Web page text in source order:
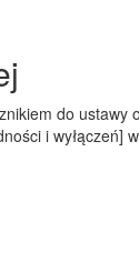
do
i wyłączeń]